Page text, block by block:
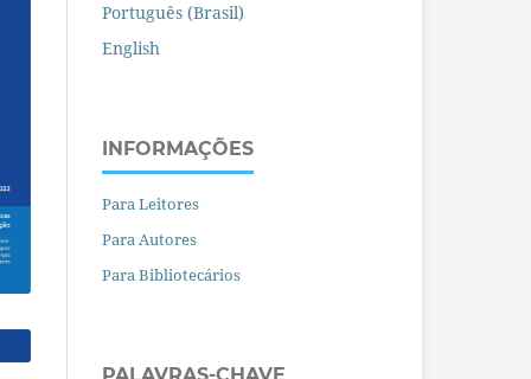
Português (Brasil)
English
INFORMAÇÕES
Para Leitores
Para Autores
Para Bibliotecários